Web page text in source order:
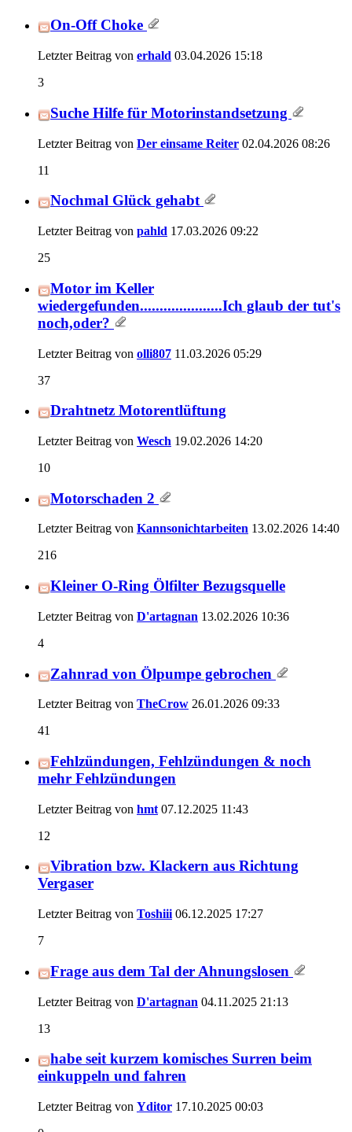
On-Off Choke
Letzter Beitrag von erhald 03.04.2026 15:18
3
Suche Hilfe für Motorinstandsetzung
Letzter Beitrag von Der einsame Reiter 02.04.2026 08:26
11
Nochmal Glück gehabt
Letzter Beitrag von pahld 17.03.2026 09:22
25
Motor im Keller
wiedergefunden.....................Ich glaub der tut's
noch,oder?
Letzter Beitrag von olli807 11.03.2026 05:29
37
Drahtnetz Motorentlüftung
Letzter Beitrag von Wesch 19.02.2026 14:20
10
Motorschaden 2
Letzter Beitrag von Kannsonichtarbeiten 13.02.2026 14:40
216
Kleiner O-Ring Ölfilter Bezugsquelle
Letzter Beitrag von D'artagnan 13.02.2026 10:36
4
Zahnrad von Ölpumpe gebrochen
Letzter Beitrag von TheCrow 26.01.2026 09:33
41
Fehlzündungen, Fehlzündungen & noch
mehr Fehlzündungen
Letzter Beitrag von hmt 07.12.2025 11:43
12
Vibration bzw. Klackern aus Richtung
Vergaser
Letzter Beitrag von Toshiii 06.12.2025 17:27
7
Frage aus dem Tal der Ahnungslosen
Letzter Beitrag von D'artagnan 04.11.2025 21:13
13
habe seit kurzem komisches Surren beim
einkuppeln und fahren
Letzter Beitrag von Yditor 17.10.2025 00:03